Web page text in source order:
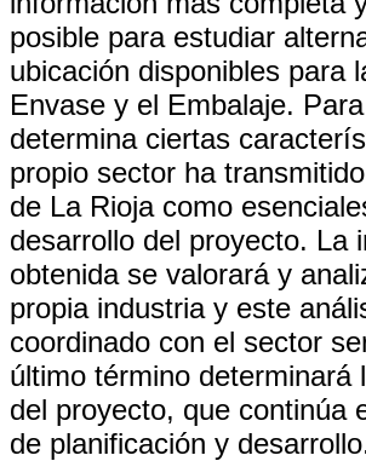
posible para estudiar
ubicación disponibles para
Envase y el Embalaje.
determina ciertas
propio sector ha
de La Rioja como
desarrollo del proyecto. La
obtenida se valorará y
propia industria y este
coordinado con el sector
último término determinará
del proyecto, que continúa
de planificación y